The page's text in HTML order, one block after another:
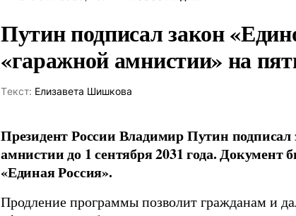
Путин подписал закон
«гаражной амнистии» на
Tекст: Елизавета Шишкова
Президент России Владимир Путин
амнистии до 1 сентября 2031 года. Документ
«Единая Россия».
Продление программы позволит гражданам и